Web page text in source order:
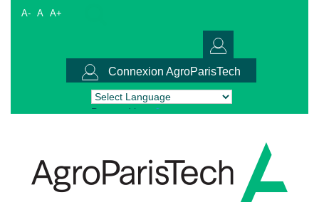
A- A A+
Connexion AgroParisTech
Powered by Translate